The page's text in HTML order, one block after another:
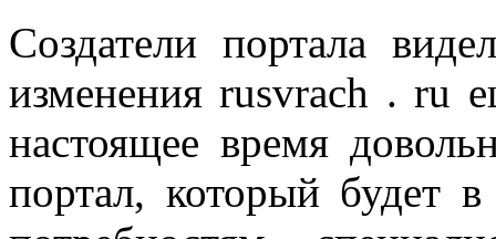
Создатели портала
изменения rusvrach . ru
настоящее время
портал, который будет